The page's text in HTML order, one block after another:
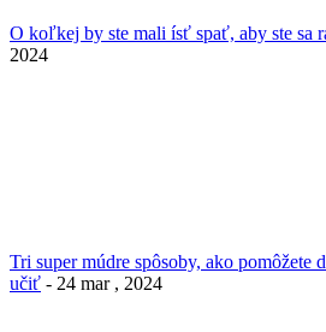
O koľkej by ste mali ísť spať, aby ste sa
2024
Tri super múdre spôsoby, ako pomôžete
učiť - 24 mar , 2024